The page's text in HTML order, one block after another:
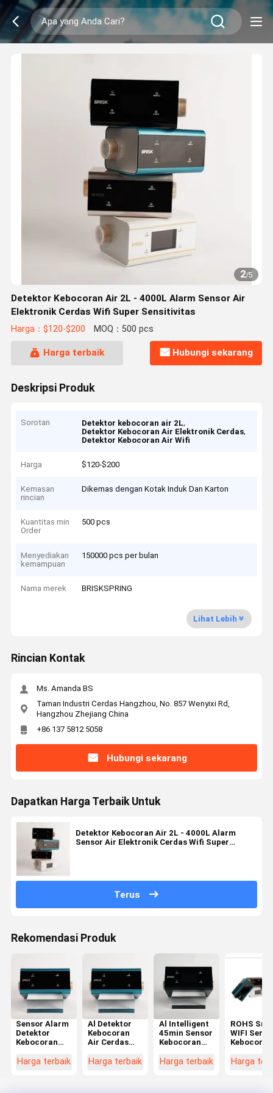
2/5
Detektor Kebocoran Air 2L - 4000L Alarm Sensor Air
Elektronik Cerdas Wifi Super Sensitivitas
Harga：$120-$200 MOQ：500 pcs
Harga terbaik Hubungi sekarang
Deskripsi Produk
Sorotan Detektor kebocoran air 2L,
Detektor Kebocoran Air Elektronik Cerdas,
Detektor Kebocoran Air Wifi
Harga $120-$200
Kemasan
rincian
Dikemas dengan Kotak Induk Dan Karton
Kuantitas min
Order
500 pcs
Menyediakan
kemampuan
150000 pcs per bulan
Nama merek BRISKSPRING
Lihat Lebih
Rincian Kontak
Ms. Amanda BS
Taman Industri Cerdas Hangzhou, No. 857 Wenyixi Rd,
Hangzhou Zhejiang China
+86 137 5812 5058
Hubungi sekarang
Dapatkan Harga Terbaik Untuk
Detektor Kebocoran Air 2L - 4000L Alarm
Sensor Air Elektronik Cerdas Wifi Super
Terus
Rekomendasi Produk
Sensor Alarm
Detektor
Kebocoran
yang Dapat
Harga terbaik
Al Detektor
Kebocoran
Air Cerdas
2L Hingga
Harga terbaik
Al Intelligent
45min Sensor
Kebocoran
Kebocoran
Harga terbaik
ROHS
WIFI
Kebocoran
Sistem
Harga